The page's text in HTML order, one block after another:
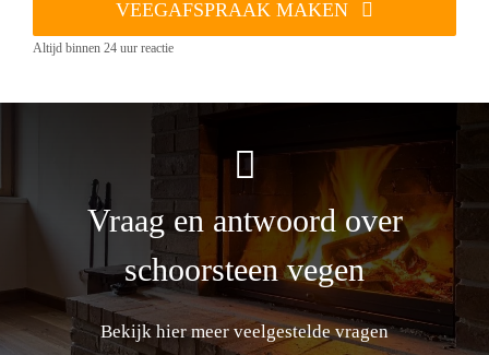
VEEGAFSPRAAK MAKEN
Altijd binnen 24 uur reactie
Vraag en antwoord over
schoorsteen vegen
Bekijk hier meer veelgestelde vragen